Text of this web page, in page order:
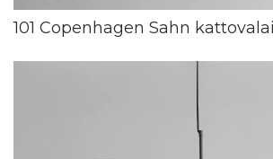
101 Copenhagen Sahn